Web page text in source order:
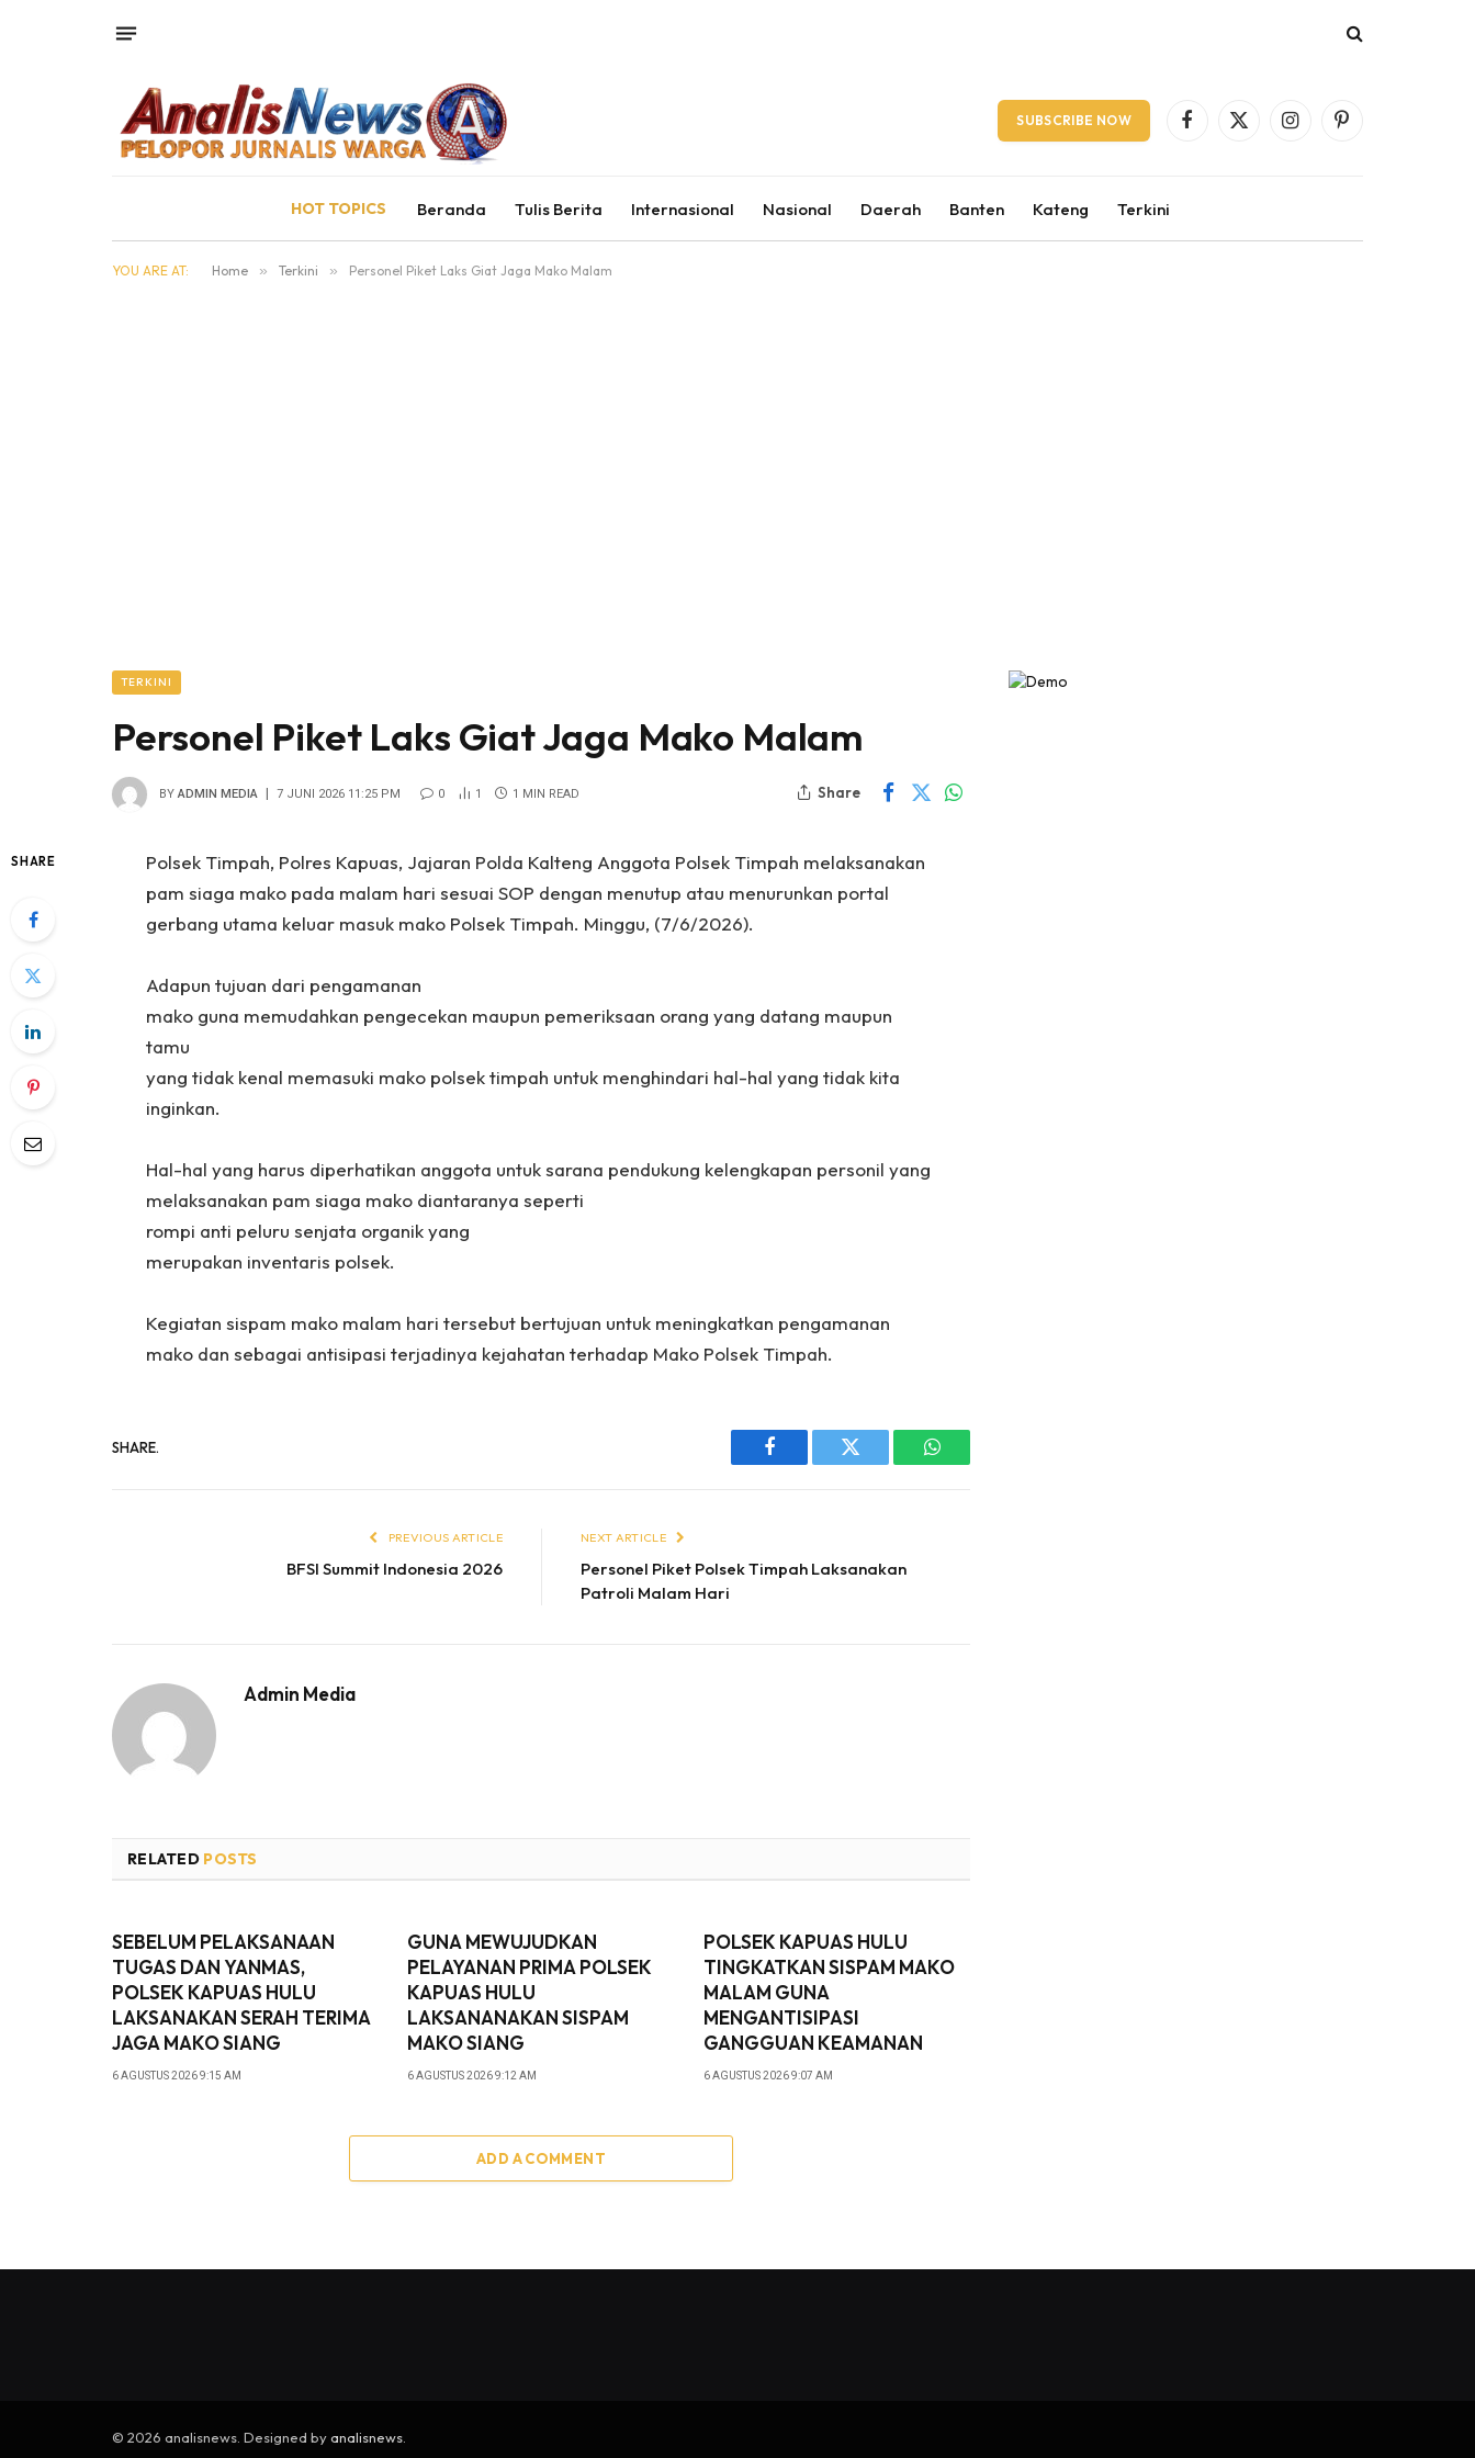
SUBSCRIBE NOW Facebook
X
InstagramPinterest
HOT TOPICS Beranda Tulis Berita Internasional Nasional Daerah Banten Kateng Terkini
YOU ARE AT: Home » Terkini » Personel Piket Laks Giat Jaga Mako Malam
TERKINI
Personel Piket Laks Giat Jaga Mako Malam
BY ADMIN MEDIA 7 JUNI 2026 11:25 PM 0 1 1 MIN READ Share
SHARE
Polsek Timpah, Polres Kapuas, Jajaran Polda Kalteng Anggota Polsek Timpah melaksanakan
pam siaga mako pada malam hari sesuai SOP dengan menutup atau menurunkan portal
gerbang utama keluar masuk mako Polsek Timpah. Minggu, (7/6/2026).
‎Adapun tujuan dari pengamanan
‎mako guna memudahkan pengecekan maupun pemeriksaan orang yang datang maupun
tamu
‎yang tidak kenal memasuki mako polsek timpah untuk menghindari hal-hal yang tidak kita
inginkan.
‎Hal-hal yang harus diperhatikan anggota untuk sarana pendukung kelengkapan personil yang
melaksanakan pam siaga mako diantaranya seperti
‎rompi anti peluru senjata organik yang
‎merupakan inventaris polsek.
‎Kegiatan sispam mako malam hari tersebut bertujuan untuk meningkatkan pengamanan
mako dan sebagai antisipasi terjadinya kejahatan terhadap Mako Polsek Timpah.
SHARE.
Facebook Twitter WhatsApp
PREVIOUS ARTICLE
BFSI Summit Indonesia 2026
NEXT ARTICLE
Personel Piket Polsek Timpah Laksanakan
Patroli Malam Hari
Admin Media
RELATED POSTS
SEBELUM PELAKSANAAN
TUGAS DAN YANMAS,
POLSEK KAPUAS HULU
LAKSANAKAN SERAH TERIMA
JAGA MAKO SIANG
6 AGUSTUS 2026 9:15 AM
GUNA MEWUJUDKAN
PELAYANAN PRIMA POLSEK
KAPUAS HULU
LAKSANANAKAN SISPAM
MAKO SIANG
6 AGUSTUS 2026 9:12 AM
POLSEK KAPUAS HULU
TINGKATKAN SISPAM MAKO
MALAM GUNA
MENGANTISIPASI
GANGGUAN KEAMANAN
6 AGUSTUS 2026 9:07 AM
ADD A COMMENT
© 2026 analisnews. Designed by analisnews